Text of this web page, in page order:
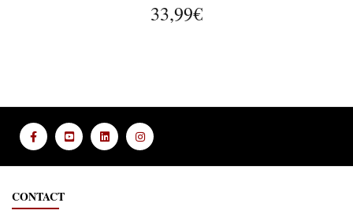
33,99€
CONTACT